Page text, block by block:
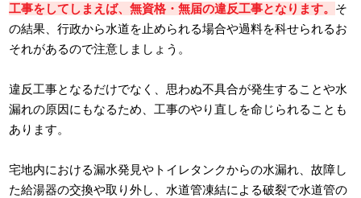
工事をしてしまえば、無資格・無届の違反工事となります。 そ
の結果、行政から水道を止められる場合や過料を科せられるお
それがあるので注意しましょう。
違反工事となるだけでなく、思わぬ不具合が発生することや水
漏れの原因にもなるため、工事のやり直しを命じられることも
あります。
宅地内における漏水発見やトイレタンクからの水漏れ、故障し
た給湯器の交換や取り外し、水道管凍結による破裂で水道管の